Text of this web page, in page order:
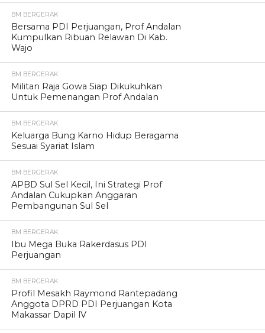
BM BERGERAK
Bersama PDI Perjuangan, Prof Andalan
Kumpulkan Ribuan Relawan Di Kab.
Wajo
BM BERGERAK
Militan Raja Gowa Siap Dikukuhkan
Untuk Pemenangan Prof Andalan
BM BERGERAK
Keluarga Bung Karno Hidup Beragama
Sesuai Syariat Islam
BM BERGERAK
APBD Sul Sel Kecil, Ini Strategi Prof
Andalan Cukupkan Anggaran
Pembangunan Sul Sel
BM BERGERAK
Ibu Mega Buka Rakerdasus PDI
Perjuangan
BM BERGERAK
Profil Mesakh Raymond Rantepadang
Anggota DPRD PDI Perjuangan Kota
Makassar Dapil lV